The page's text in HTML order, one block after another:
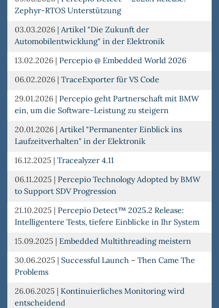
Zephyr-RTOS Unterstützung
03.03.2026 | Artikel "Die Zukunft der
Automobilentwicklung" in der Elektronik
13.02.2026 | Percepio @ Embedded World 2026
06.02.2026 | TraceExporter für VS Code
29.01.2026 | Percepio geht Partnerschaft mit BMW
ein, um die Software-Leistung zu steigern
20.01.2026 | Artikel "Permanenter Einblick ins
Laufzeitverhalten" in der Elektronik
16.12.2025 | Tracealyzer 4.11
06.11.2025 | Percepio Technology Adopted by BMW
to Support SDV Progression
21.10.2025 | Percepio Detect™ 2025.2 Release:
Intelligentere Tests, tiefere Einblicke in Ihr System
15.09.2025 | Embedded Multithreading meistern
30.06.2025 | Successful Launch – Then Came The
Problems
26.06.2025 | Kontinuierliches Monitoring wird
entscheidend